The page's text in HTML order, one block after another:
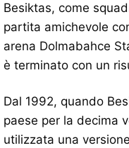
Besiktas, come
partita amichevole
arena Dolmabahce
è terminato con un
Dal 1992, quando
paese per la decima
utilizzata una